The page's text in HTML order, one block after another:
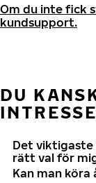
Om du inte fick
kundsupport.
DU
Det viktigaste
rätt val för
Kan man